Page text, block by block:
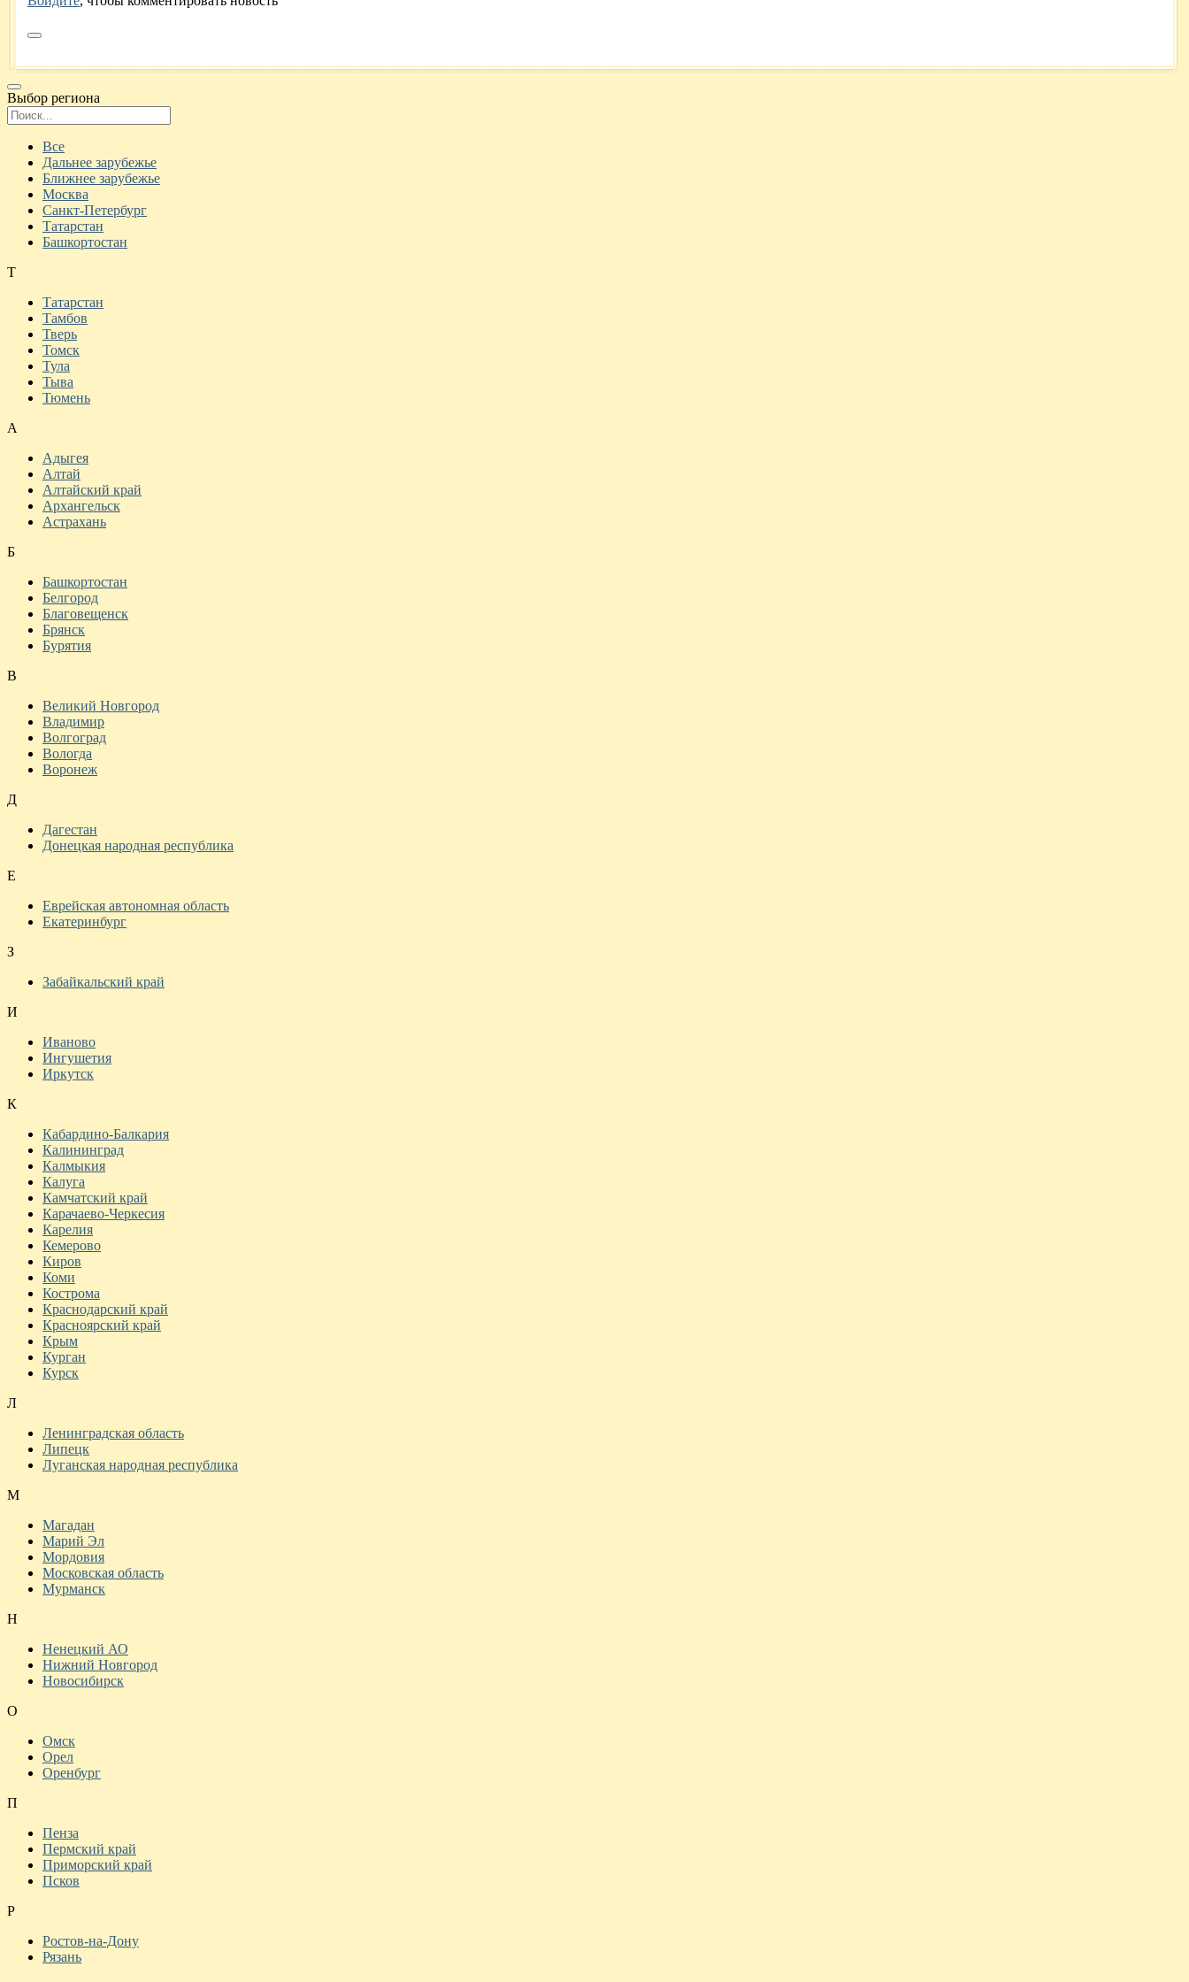
Выбор региона
Все
Дальнее зарубежье
Ближнее зарубежье
Москва
Санкт-Петербург
Татарстан
Башкортостан
Т
Татарстан
Тамбов
Тверь
Томск
Тула
Тыва
Тюмень
А
Адыгея
Алтай
Алтайский край
Архангельск
Астрахань
Б
Башкортостан
Белгород
Благовещенск
Брянск
Бурятия
В
Великий Новгород
Владимир
Волгоград
Вологда
Воронеж
Д
Дагестан
Донецкая народная республика
Е
Еврейская автономная область
Екатеринбург
З
Забайкальский край
И
Иваново
Ингушетия
Иркутск
К
Кабардино-Балкария
Калининград
Калмыкия
Калуга
Камчатский край
Карачаево-Черкесия
Карелия
Кемерово
Киров
Коми
Кострома
Краснодарский край
Красноярский край
Крым
Курган
Курск
Л
Ленинградская область
Липецк
Луганская народная республика
М
Магадан
Марий Эл
Мордовия
Московская область
Мурманск
Н
Ненецкий АО
Нижний Новгород
Новосибирск
О
Омск
Орел
Оренбург
П
Пенза
Пермский край
Приморский край
Псков
Р
Ростов-на-Дону
Рязань